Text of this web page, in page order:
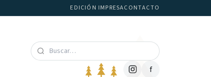
EDICIÓN IMPRESACONTACTO
f